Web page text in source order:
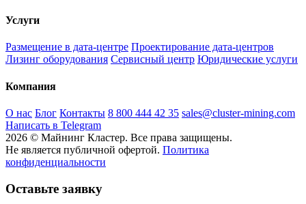
Услуги
Размещение в дата-центре Проектирование дата-центров
Лизинг оборудования Сервисный центр Юридические услуги
Компания
О нас Блог Контакты 8 800 444 42 35 sales@cluster-mining.com
Написать в Telegram
2026 © Майнинг Кластер. Все права защищены.
Не является публичной офертой. Политика
конфиденциальности
Оставьте заявку